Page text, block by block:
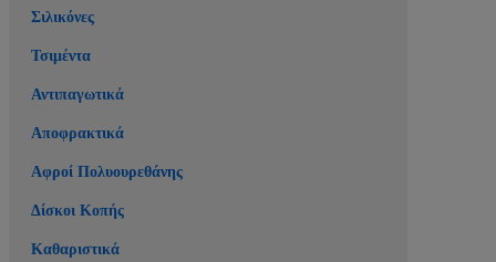
Σιλικόνες
Τσιμέντα
Αντιπαγωτικά
Αποφρακτικά
Αφροί Πολυουρεθάνης
Δίσκοι Κοπής
Καθαριστικά